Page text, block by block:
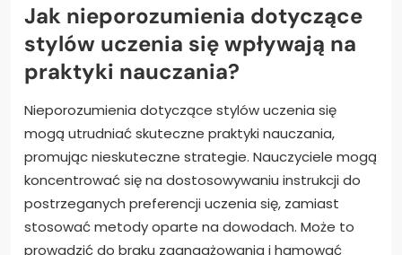
Jak nieporozumienia dotyczące
stylów uczenia się wpływają na
praktyki nauczania?
Nieporozumienia dotyczące stylów uczenia się
mogą utrudniać skuteczne praktyki nauczania,
promując nieskuteczne strategie. Nauczyciele mogą
koncentrować się na dostosowywaniu instrukcji do
postrzeganych preferencji uczenia się, zamiast
stosować metody oparte na dowodach. Może to
prowadzić do braku zaangażowania i hamować